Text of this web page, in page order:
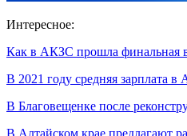
Интересное:
Как в АКЗС прошла финальная в
В 2021 году средняя зарплата
В Благовещенке после
В Алтайском крае предлагают